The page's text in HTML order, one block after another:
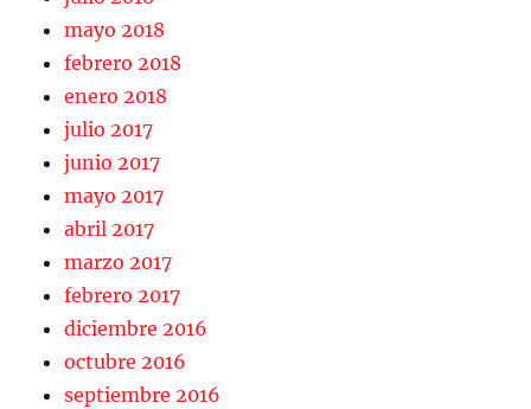
mayo 2018
febrero 2018
enero 2018
julio 2017
junio 2017
mayo 2017
abril 2017
marzo 2017
febrero 2017
diciembre 2016
octubre 2016
septiembre 2016